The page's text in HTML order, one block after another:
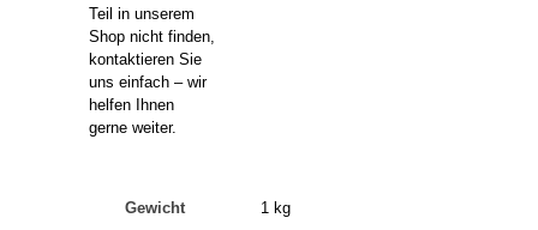
Teil in unserem
Shop nicht finden,
kontaktieren Sie
uns einfach – wir
helfen Ihnen
gerne weiter.
Gewicht 1 kg